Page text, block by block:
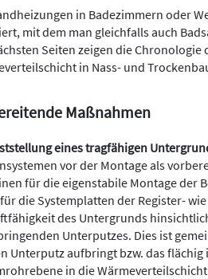
in Badezimmern oder
mit dem man gleichfalls auch
Seiten zeigen die
in Nass- und
Maßnahmen
eines tragfähigen
vor der Montage als
für die eigenstabile Montage der
die Systemplatten der Register-
des Untergrunds
Unterputzes. Dies ist
Unterputz aufbringt bzw. das
in die